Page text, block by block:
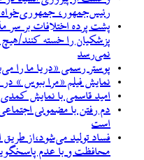
رئیس‌جمهور، جمهوری‌خواه
پشت پرده اختلافات بر سر
پزشکیان را خسته کنند/هیچ
نمی‌رسد
پوستر رسمی «دریا ما را
نمایش فیلم «مرا ببوس »
امید قاسمی با نمایش
دم رفتن با مضمونی
است
فساد تولید می‌شود،از
محافظت و با عدم